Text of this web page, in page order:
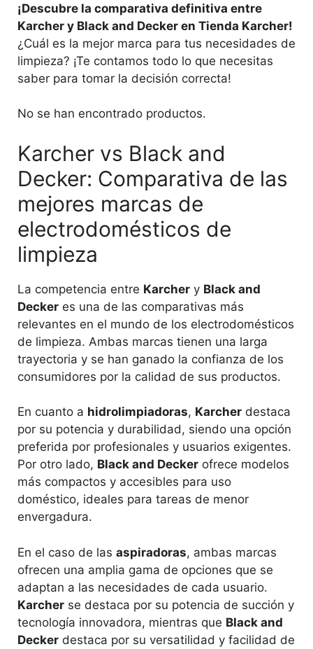
¡Descubre la comparativa definitiva entre
Karcher y Black and Decker en Tienda Karcher!
¿Cuál es la mejor marca para tus necesidades de
limpieza? ¡Te contamos todo lo que necesitas
saber para tomar la decisión correcta!
No se han encontrado productos.
Karcher vs Black and
Decker: Comparativa de las
mejores marcas de
electrodomésticos de
limpieza
La competencia entre Karcher y Black and
Decker es una de las comparativas más
relevantes en el mundo de los electrodomésticos
de limpieza. Ambas marcas tienen una larga
trayectoria y se han ganado la confianza de los
consumidores por la calidad de sus productos.
En cuanto a hidrolimpiadoras, Karcher destaca
por su potencia y durabilidad, siendo una opción
preferida por profesionales y usuarios exigentes.
Por otro lado, Black and Decker ofrece modelos
más compactos y accesibles para uso
doméstico, ideales para tareas de menor
envergadura.
En el caso de las aspiradoras, ambas marcas
ofrecen una amplia gama de opciones que se
adaptan a las necesidades de cada usuario.
Karcher se destaca por su potencia de succión y
tecnología innovadora, mientras que Black and
Decker destaca por su versatilidad y facilidad de